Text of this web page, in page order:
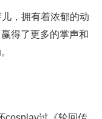
，拥有着浓郁的动
得了更多的掌声和